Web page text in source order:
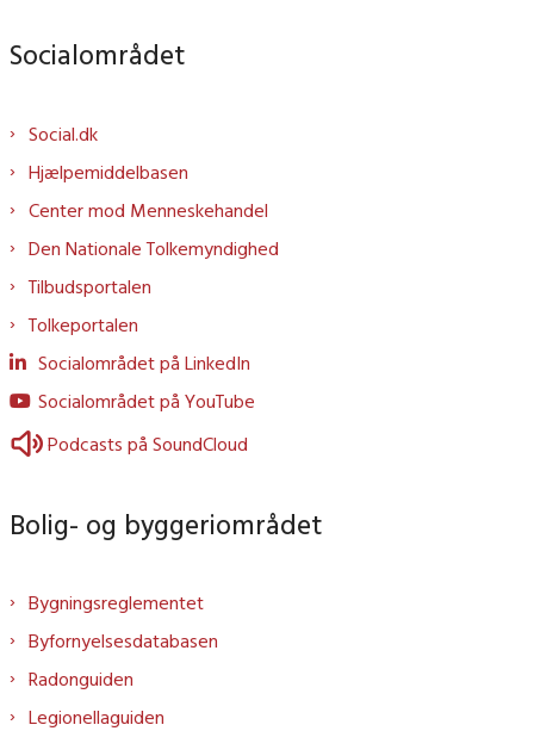
Socialområdet
Social.dk
Hjælpemiddelbasen
Center mod Menneskehandel
Den Nationale Tolkemyndighed
Tilbudsportalen
Tolkeportalen
Socialområdet på LinkedIn
Socialområdet på YouTube
Podcasts på SoundCloud
Bolig- og byggeriområdet
Bygningsreglementet
Byfornyelsesdatabasen
Radonguiden
Legionellaguiden